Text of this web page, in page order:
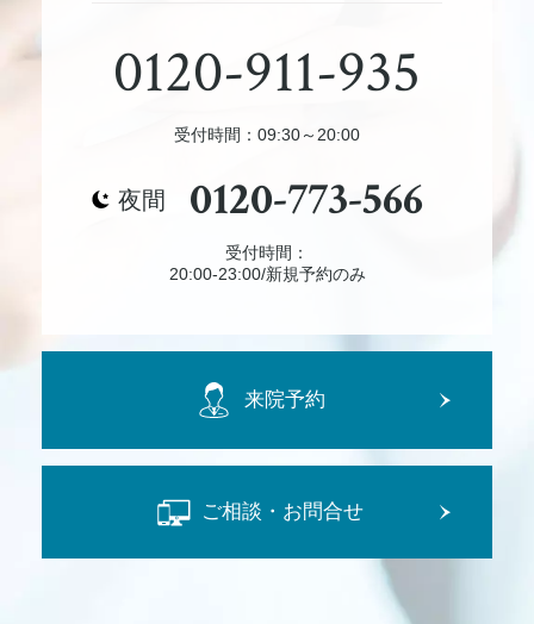
0120-911-935
受付時間：09:30～20:00
夜間 0120-773-566
受付時間：
20:00-23:00/新規予約のみ
来院予約
ご相談・お問合せ